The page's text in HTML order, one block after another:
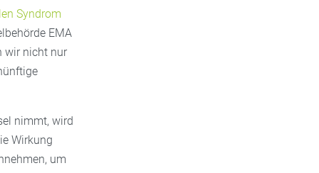
Syndrom
EMA
wir nicht nur
nimmt, wird
Wirkung
um